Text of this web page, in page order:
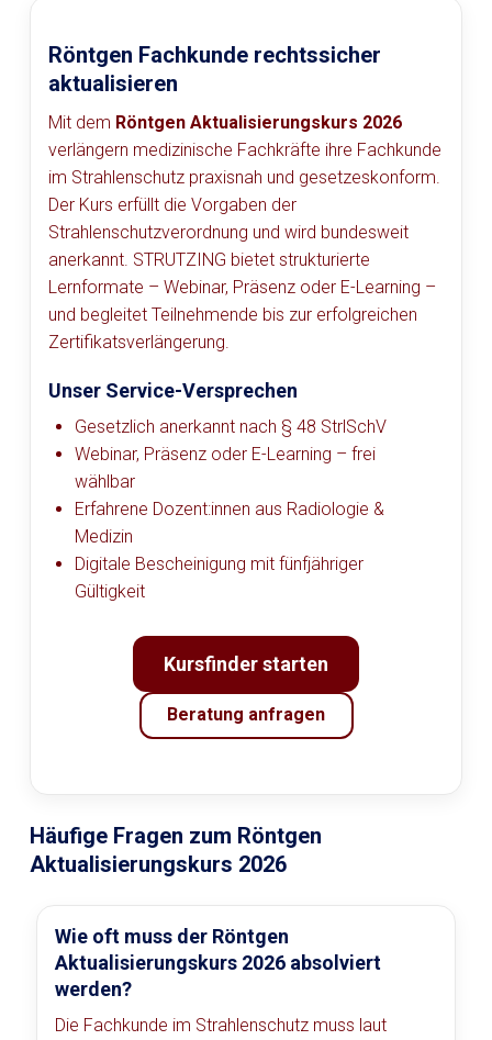
Röntgen Fachkunde rechtssicher
aktualisieren
Mit dem Röntgen Aktualisierungskurs 2026
verlängern medizinische Fachkräfte ihre Fachkunde
im Strahlenschutz praxisnah und gesetzeskonform.
Der Kurs erfüllt die Vorgaben der
Strahlenschutzverordnung und wird bundesweit
anerkannt. STRUTZING bietet strukturierte
Lernformate – Webinar, Präsenz oder E-Learning –
und begleitet Teilnehmende bis zur erfolgreichen
Zertifikatsverlängerung.
Unser Service-Versprechen
Gesetzlich anerkannt nach § 48 StrlSchV
Webinar, Präsenz oder E-Learning – frei
wählbar
Erfahrene Dozent:innen aus Radiologie &
Medizin
Digitale Bescheinigung mit fünfjähriger
Gültigkeit
Kursfinder starten
Beratung anfragen
Häufige Fragen zum Röntgen
Aktualisierungskurs 2026
Wie oft muss der Röntgen
Aktualisierungskurs 2026 absolviert
werden?
Die Fachkunde im Strahlenschutz muss laut